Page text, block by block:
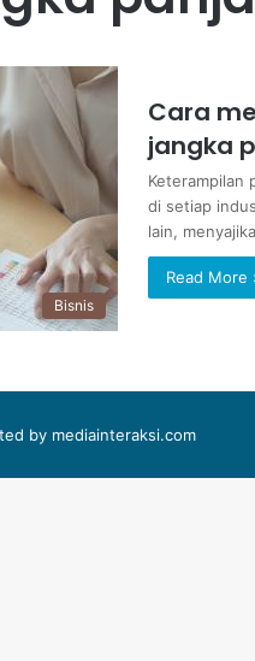
Bisnis
Cara
jangka
Keterampilan
di setiap
lain,
Read More
by mediainteraksi.com